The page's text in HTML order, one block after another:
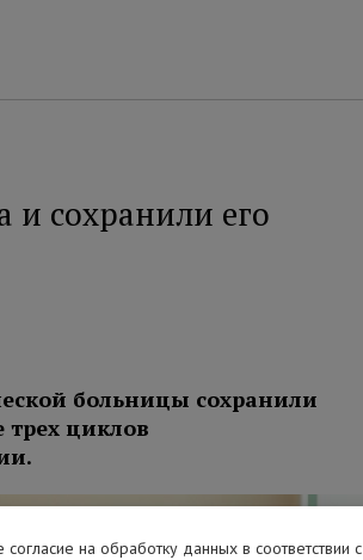
и сохранили его
больницы сохранили
трех циклов
на обработку данных в соответствии с